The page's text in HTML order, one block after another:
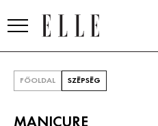
FŐOLDAL SZÉPSÉG